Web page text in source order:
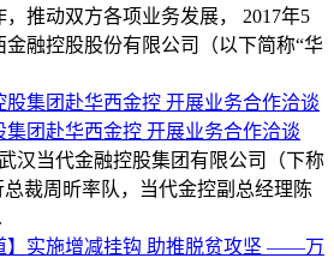
推动双方各项业务发展， 2017年5
金融控股股份有限公司（以下简称“华
团赴华西金控 开展业务合作洽谈
汉当代金融控股集团有限公司（下称
总裁周昕率队，当代金控副总经理陈